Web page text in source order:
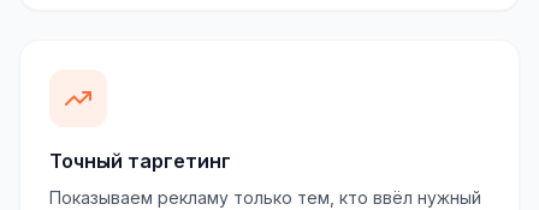
Точный таргетинг
Показываем рекламу только тем, кто ввёл нужный